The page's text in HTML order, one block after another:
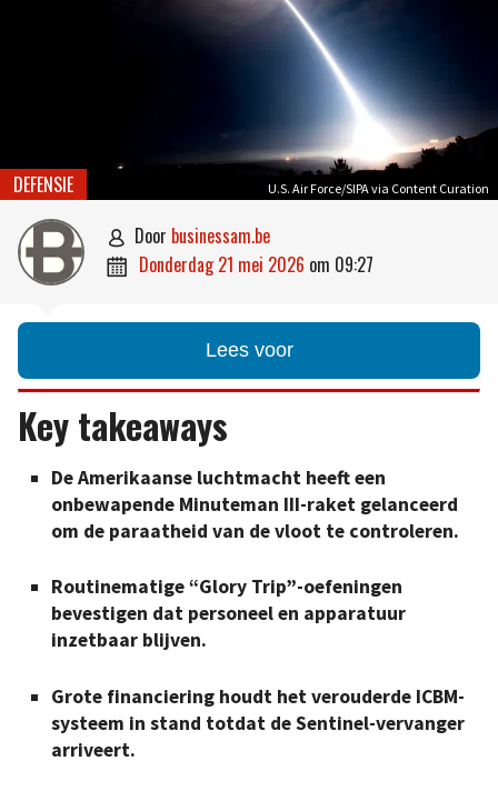
U.S. Air Force/SIPA via Content Curation
DEFENSIE
 door businessam.be
 donderdag 21 mei 2026 om 09:27
Lees voor
Key takeaways
De Amerikaanse luchtmacht heeft een
onbewapende Minuteman III-raket gelanceerd
om de paraatheid van de vloot te controleren.
Routinematige “Glory Trip”-oefeningen
bevestigen dat personeel en apparatuur
inzetbaar blijven.
Grote financiering houdt het verouderde ICBM-
systeem in stand totdat de Sentinel-vervanger
arriveert.